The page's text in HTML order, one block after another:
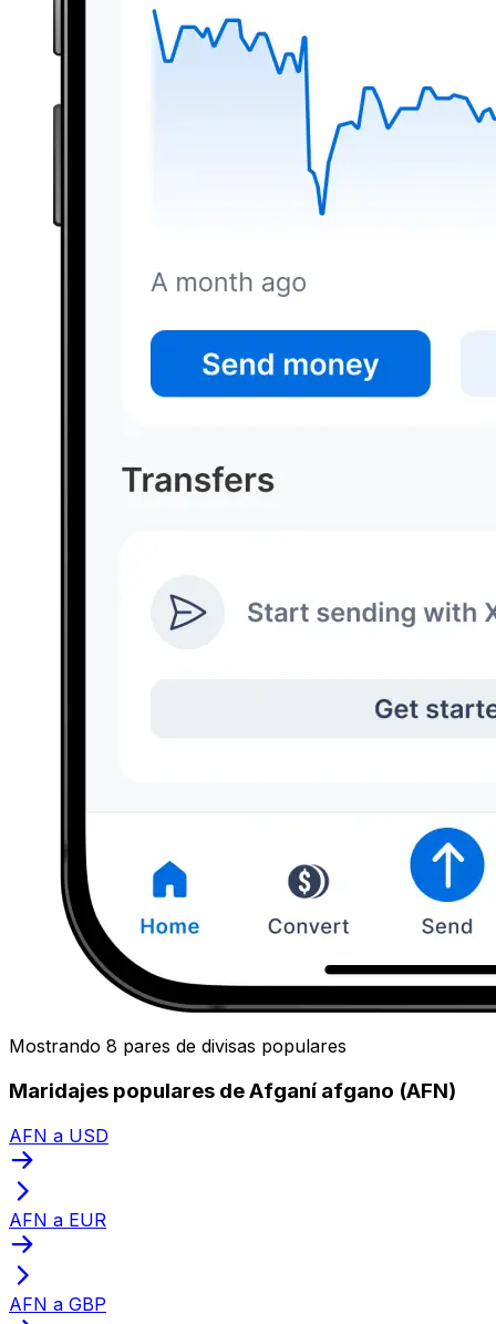
Mostrando 8 pares de divisas populares
Maridajes populares de Afganí afgano (AFN)
AFN a USD
AFN a EUR
AFN a GBP